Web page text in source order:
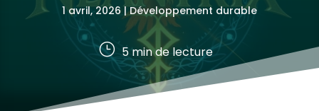
1 avril, 2026|Développement durable
} 5min de lecture